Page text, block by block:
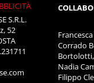
S.R.L.
52
Corrado
Bortolotti,
Nadia
Filippo